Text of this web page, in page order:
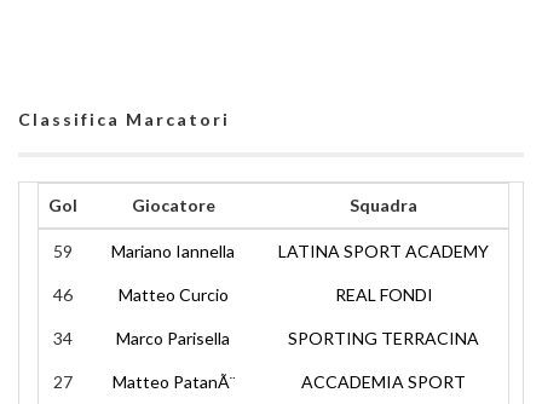
Classifica Marcatori
Gol Giocatore Squadra
59 Mariano Iannella LATINA SPORT ACADEMY
46 Matteo Curcio REAL FONDI
34 Marco Parisella SPORTING TERRACINA
27 Matteo PatanÃ¨ ACCADEMIA SPORT